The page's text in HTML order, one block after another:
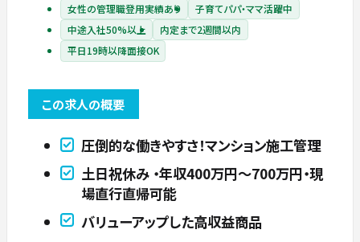
女性の管理職登用実績あり
子育てパパ・ママ活躍中
中途入社50%以上
内定まで2週間以内
平日19時以降面接OK
この求人の概要
圧倒的な働きやすさ！マンション施工管理
土日祝休み ・年収400万円～700万円・現
場直行直帰可能
バリューアップした高収益商品